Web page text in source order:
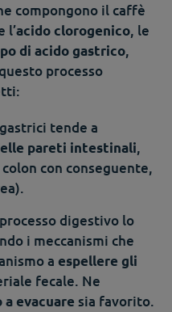
compongono il caffè
l’acido clorogenico, le
di acido gastrico,
processo
tende a
pareti intestinali,
con conseguente,
digestivo lo
i meccanismi che
a espellere gli
fecale. Ne
evacuare sia favorito.